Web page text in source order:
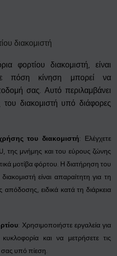
διακομιστή
φορτίου διακομιστή, είναι
πόση κίνηση μπορεί να
σας. Αυτό περιλαμβάνει
διακομιστή υπό διάφορες
του διακομιστή: Ελέγχετε
της μνήμης και του εύρους ζώνης
μοτίβα φόρτου. Η διατήρηση του
είναι απαραίτητη για τη
απόδοσης, ειδικά κατά τη διάρκεια
: Χρησιμοποιήστε εργαλεία για
και να μετρήσετε τις
σας υπό πίεση.